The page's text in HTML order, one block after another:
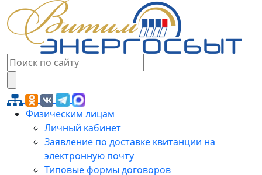
Физическим лицам
Личный кабинет
Заявление по доставке квитанции на
электронную почту
Типовые формы договоров